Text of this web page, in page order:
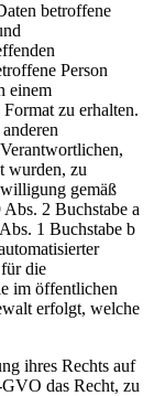
betroffene
Person
einem
zu erhalten.
wurden, zu
gemäß
2 Buchstabe a
1 Buchstabe b
die
im öffentlichen
erfolgt, welche
ihres Rechts auf
das Recht, zu